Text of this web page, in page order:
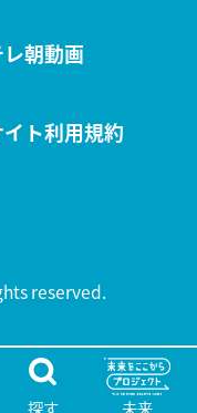
探す 未来
朝動画
イト利用規約
reserved.